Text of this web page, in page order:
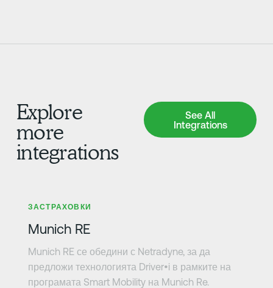
Explore
more
integrations
See All
Integrations
See All Integrations
ЗАСТРАХОВКИ
Munich RE
Munich RE се обедини с Netradyne, за да
предложи технологията Driver•i в рамките на
програмата Smart Mobility на Munich Re.